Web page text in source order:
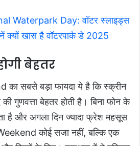
Waterpark Day: वॉटर स्लाइड्स
खास है वॉटरपार्क डे 2025
बेहतर
सबसे बड़ा फायदा ये है कि स्क्रीन
गुणवत्ता बेहतर होती है। बिना फोन के
है और अगला दिन ज्यादा फ्रेश महसूस
कोई सजा नहीं, बल्कि एक